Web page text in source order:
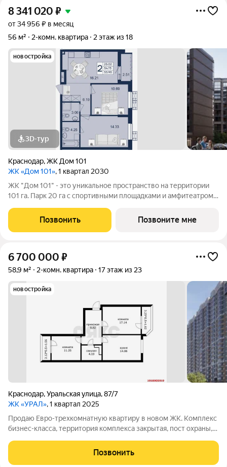
8 341 020 ₽
от 34 956 ₽ в месяц
56 м²
2-комн. квартира 2 этаж из 18
новостройка
3D-тур
Краснодар,ЖК Дом 101
ЖК «Дом 101», 1 квартал 2030
ЖК "Дом 101" - это уникальное пространство на территории
101 га. Парк 20 га с спортивными площадками и амфитеатром.
дворовые территории с детскими площадками и зонами
отдыха создают комфортную
Позвонить Позвоните мне
6 700 000 ₽
58,9 м² 2-комн. квартира 17 этаж из 23
новостройка
Краснодар,Уральская улица,87/7
ЖК «УРАЛ», 1 квартал 2025
Продаю Евро-трехкомнатную квартиру в новом ЖК. Комплекс
бизнес-класса, территория комплекса закрытая, пост охраны,
подземный паркинг. Дом построен по долговечной кирпично-
монолитной технологии. Фасад
Позвонить